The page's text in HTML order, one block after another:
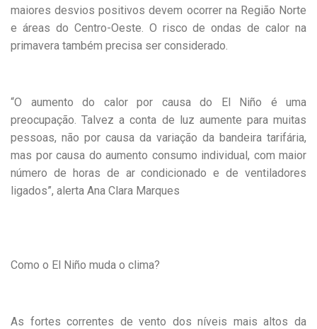
maiores desvios positivos devem ocorrer na Região Norte
e áreas do Centro-Oeste. O risco de ondas de calor na
primavera também precisa ser considerado.
“O aumento do calor por causa do El Niño é uma
preocupação. Talvez a conta de luz aumente para muitas
pessoas, não por causa da variação da bandeira tarifária,
mas por causa do aumento consumo individual, com maior
número de horas de ar condicionado e de ventiladores
ligados”, alerta Ana Clara Marques
Como o El Niño muda o clima?
As fortes correntes de vento dos níveis mais altos da